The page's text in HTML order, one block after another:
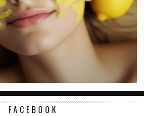
FACEBOOK